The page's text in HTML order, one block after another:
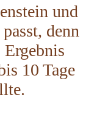
und
denn
Ergebnis
10 Tage